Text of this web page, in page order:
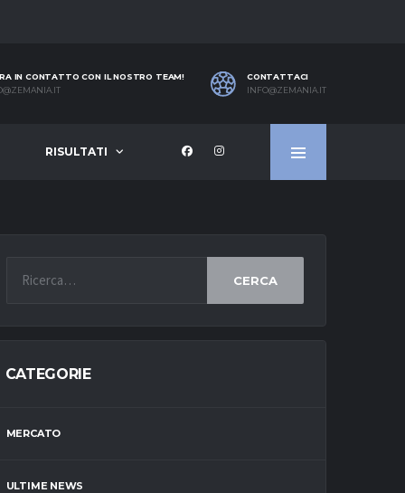
IN CONTATTO CON IL NOSTRO TEAM!
CONTATTACI
INFO@ZEMANIA.IT
RISULTATI
CERCA
CATEGORIE
MERCATO
ULTIME NEWS